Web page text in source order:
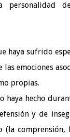
personalidad
haya sufrido
emociones
propias.
haya hecho
y de